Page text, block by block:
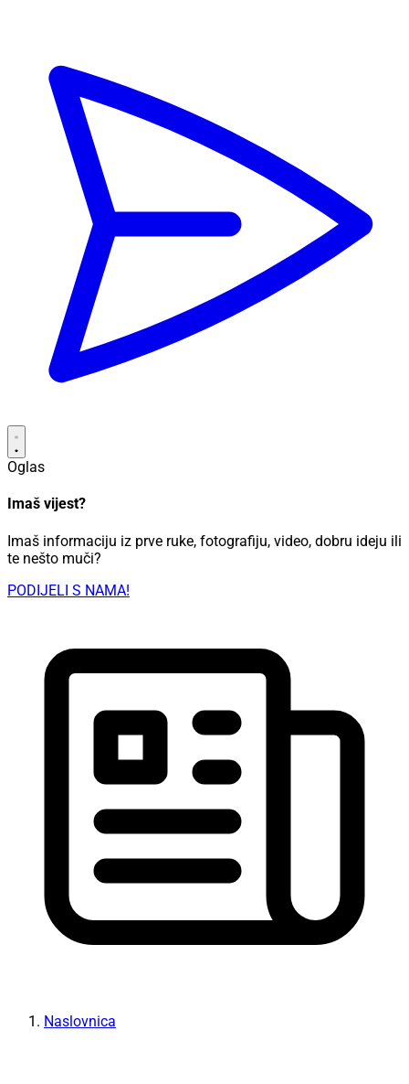
Oglas
Imaš vijest?
Imaš informaciju iz prve ruke, fotografiju, video, dobru ideju ili
te nešto muči?
PODIJELI S NAMA!
Naslovnica